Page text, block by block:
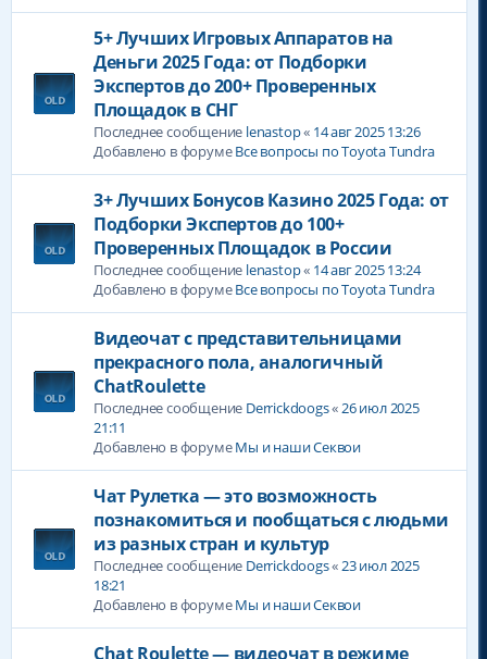
5+ Лучших Игровых Аппаратов на
Деньги 2025 Года: от Подборки
Экспертов до 200+ Проверенных
Площадок в СНГ
Последнее сообщение lenastop« 14 авг 2025 13:26
Добавлено в форумеВсе вопросы по Toyota Tundra
3+ Лучших Бонусов Казино 2025 Года: от
Подборки Экспертов до 100+
Проверенных Площадок в России
Последнее сообщение lenastop« 14 авг 2025 13:24
Добавлено в форумеВсе вопросы по Toyota Tundra
Видеочат с представительницами
прекрасного пола, аналогичный
ChatRoulette
Последнее сообщение Derrickdoogs« 26 июл 2025
21:11
Добавлено в форумеМы и наши Секвои
Чат Рулетка — это возможность
познакомиться и пообщаться с людьми
из разных стран и культур
Последнее сообщение Derrickdoogs« 23 июл 2025
18:21
Добавлено в форумеМы и наши Секвои
Chat Roulette — видеочат в режиме